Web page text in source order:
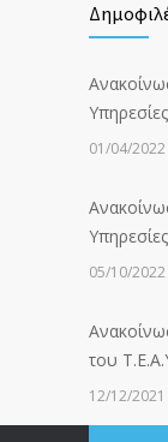
Υπηρεσίες
01/04/2022
Υπηρεσίες
05/10/2022
του
12/12/2021